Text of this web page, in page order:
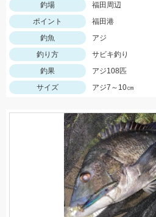
釣場
福田周辺
ポイント
福田港
釣魚
アジ
釣り方
サビキ釣り
釣果
アジ108匹
サイズ
アジ7～10㎝